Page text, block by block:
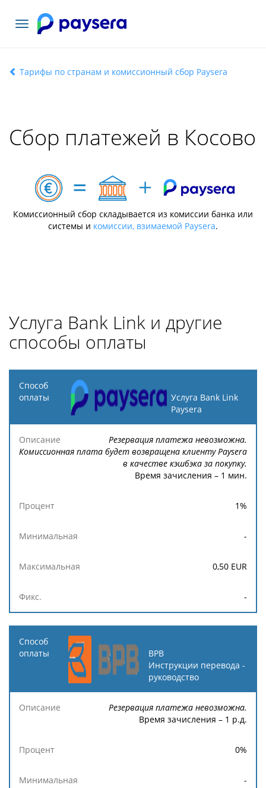
Toggle
navigation
Тарифы по странам и комиссионный сбор Paysera
Сбор платежей в Косово
Комиссионный сбор складывается из комиссии банка или
системы и комиссии, взимаемой Paysera.
Услуга Bank Link и другие
способы оплаты
Способ
оплаты
Описание Процент Минимальная
Услуга Bank Link
Paysera
Резервация платежа невозможна.
Комиссионная плата будет возвращена клиенту Paysera
в качестве кэшбэка за покупку.
Время зачисления – 1 мин.
1%
-
0,50 EUR
-
BPB
Инструкции перевода -
руководство
Резервация платежа невозможна.
Время зачисления – 1 р.д.
0%
-